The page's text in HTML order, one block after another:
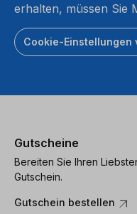
erhalten, müssen Sie
Cookie-Einstellungen
Gutscheine
Bereiten Sie Ihren
Gutschein.
Gutschein bestellen